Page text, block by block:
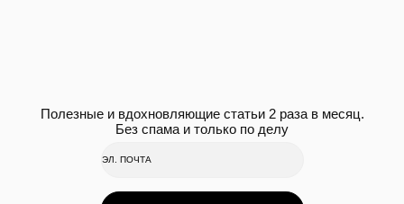
Полезные и вдохновляющие статьи 2 раза в месяц.
Без спама и только по делу